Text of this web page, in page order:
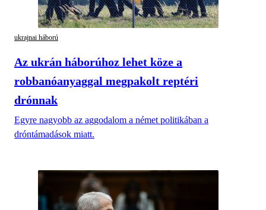
ukrajnai háború
Az ukrán háborúhoz lehet köze a
robbanóanyaggal megpakolt reptéri
drónnak
Egyre nagyobb az aggodalom a német politikában a
dróntámadások miatt.